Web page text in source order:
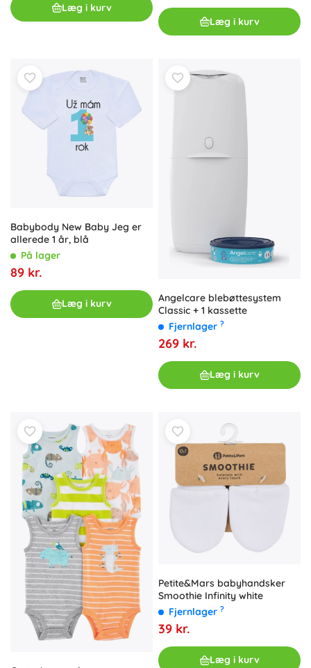
Læg i kurv
Læg i kurv
Babybody New Baby Jeg er
allerede 1 år, blå
På lager
89 kr.
Læg i kurv
Angelcare blebøttesystem
Classic + 1 kassette
Fjernlager ?
269 kr.
Læg i kurv
Petite&Mars babyhandsker
Smoothie Infinity white
Fjernlager ?
39 kr.
Læg i kurv